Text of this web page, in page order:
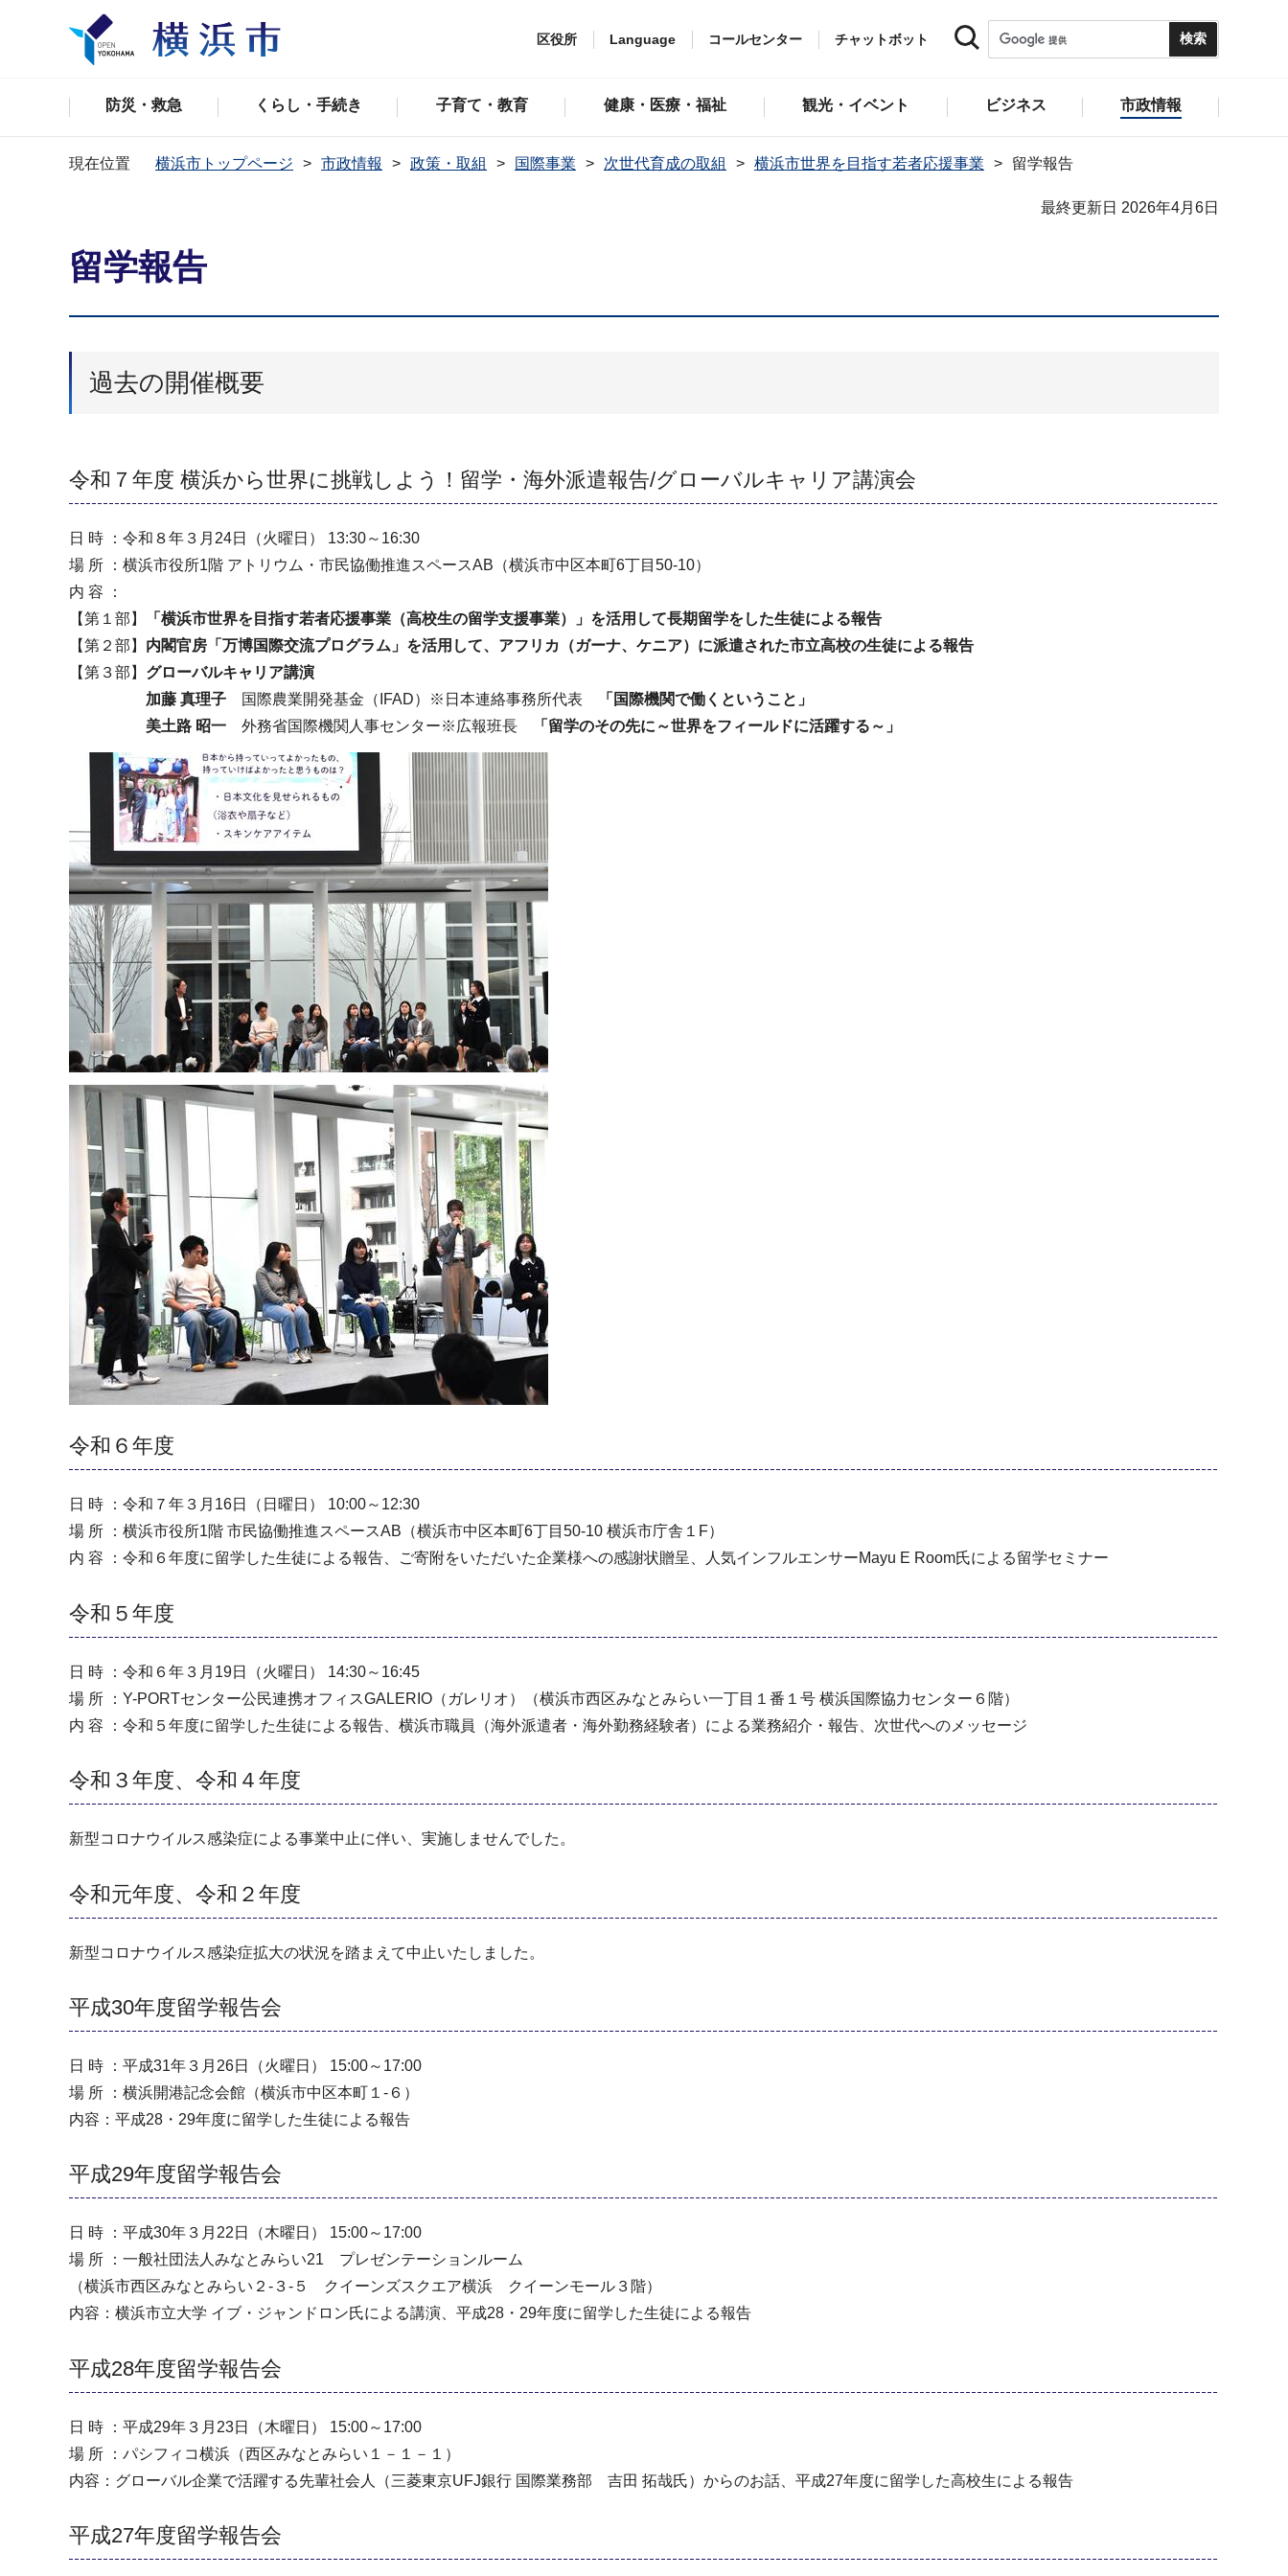
区役所 Language コールセンター チャットボット
防災・救急 くらし・手続き 子育て・教育 健康・医療・福祉 観光・イベント ビジネス 市政情報
現在位置 横浜市トップページ 市政情報 政策・取組 国際事業 次世代育成の取組 横浜市世界を目指す若者応援事業 留学報告
最終更新日 2026年4月6日
留学報告
過去の開催概要
令和７年度 横浜から世界に挑戦しよう！留学・海外派遣報告/グローバルキャリア講演会
日 時 ：令和８年３月24日（火曜日） 13:30～16:30
場 所 ：横浜市役所1階 アトリウム・市民協働推進スペースAB（横浜市中区本町6丁⽬50-10）
内 容 ：
【第１部】
「横浜市世界を目指す若者応援事業（高校生の留学支援事業）」を活用して長期留学をした生徒による報告
【第２部】 内閣官房「万博国際交流プログラム」を活用して、アフリカ（ガーナ、ケニア）に派遣された市立高校の生徒による報告
【第３部】 グローバルキャリア講演
加藤 真理子
国際農業開発基金（IFAD）※日本連絡事務所代表
「国際機関で働くということ」
美土路 昭一 外務省国際機関人事センター※広報班長 「留学のその先に～世界をフィールドに活躍する～」
令和６年度
日 時 ：令和７年３月16日（日曜日） 10:00～12:30
場 所 ：横浜市役所1階 市民協働推進スペースAB（横浜市中区本町6丁⽬50-10 横浜市庁舎１F）
内 容 ：令和６年度に留学した生徒による報告、ご寄附をいただいた企業様への感謝状贈呈、人気インフルエンサーMayu E Room氏による留学セミナー
令和５年度
日 時 ：令和６年３月19日（火曜日） 14:30～16:45
場 所 ：Y-PORTセンター公民連携オフィスGALERIO（ガレリオ）（横浜市西区みなとみらい一丁目１番１号 横浜国際協力センター６階）
内 容 ：令和５年度に留学した生徒による報告、横浜市職員（海外派遣者・海外勤務経験者）による業務紹介・報告、次世代へのメッセージ
令和３年度、令和４年度
新型コロナウイルス感染症による事業中止に伴い、実施しませんでした。
令和元年度、令和２年度
新型コロナウイルス感染症拡大の状況を踏まえて中止いたしました。
平成30年度留学報告会
日 時 ：平成31年３月26日（火曜日） 15:00～17:00
場 所 ：横浜開港記念会館（横浜市中区本町１-６）
内容：平成28・29年度に留学した生徒による報告
平成29年度留学報告会
日 時 ：平成30年３月22日（木曜日） 15:00～17:00
場 所 ：一般社団法人みなとみらい21 プレゼンテーションルーム
（横浜市西区みなとみらい２-３-５ クイーンズスクエア横浜 クイーンモール３階）
内容：横浜市立大学 イブ・ジャンドロン氏による講演、平成28・29年度に留学した生徒による報告
平成28年度留学報告会
日 時 ：平成29年３月23日（木曜日） 15:00～17:00
場 所 ：パシフィコ横浜（西区みなとみらい１－１－１）
内容：グローバル企業で活躍する先輩社会人（三菱東京UFJ銀行 国際業務部 吉田 拓哉氏）からのお話、平成27年度に留学した高校生による報告
平成27年度留学報告会